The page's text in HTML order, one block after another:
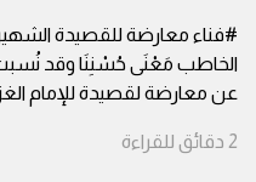
#فناء معارضة للقصيدة
الخاطب مَعْنَى حُسْنِنَا وقد
عن معارضة لقصيدة للإمام
2 دقائق للقراءة